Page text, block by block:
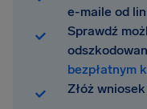
e-maile od
Sprawdź
bezpłatnym
Złóż